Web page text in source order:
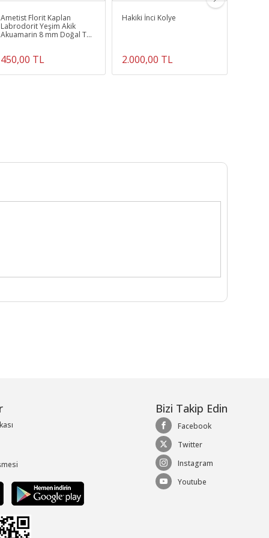
Ametist Florit Kaplan
Labrodorit Yeşim Akik
Akuamarin 8 mm Doğal Taş
450,00 TL
Hakiki İnci Kolye
2.000,00 TL
Bizi Takip Edin
Facebook
Twitter
Instagram
Youtube